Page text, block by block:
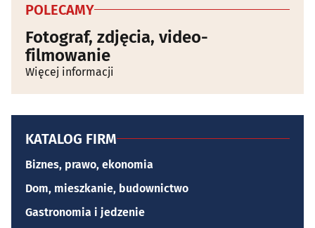
POLECAMY
Fotograf, zdjęcia, video-
filmowanie
Więcej informacji
KATALOG FIRM
Biznes, prawo, ekonomia
Dom, mieszkanie, budownictwo
Gastronomia i jedzenie